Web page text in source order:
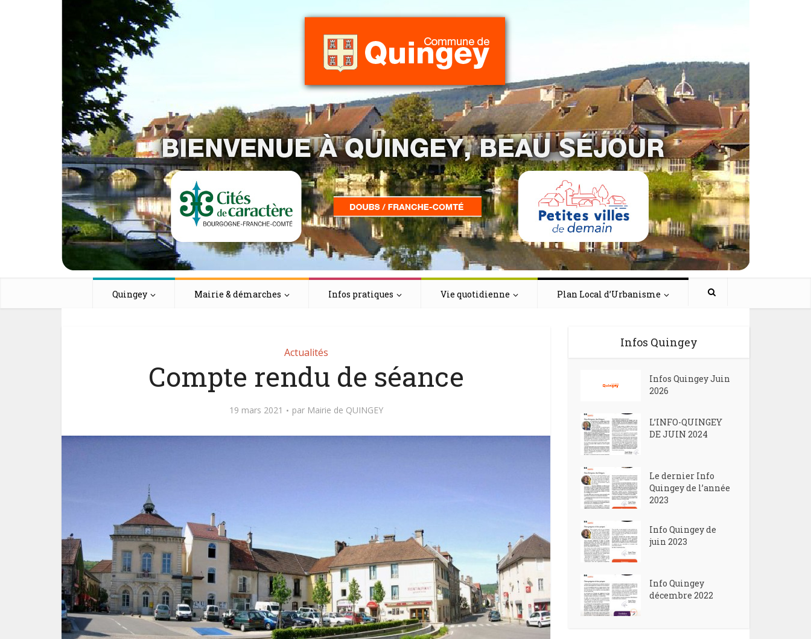
Quingey Mairie & démarches Infos pratiques Vie quotidienne Plan Local d’Urbanisme
Actualités
Compte rendu de séance
19 mars 2021 par Mairie de QUINGEY
Infos Quingey
Infos Quingey Juin
2026
L’INFO-QUINGEY
DE JUIN 2024
Le dernier Info
Quingey de l’année
2023
Info Quingey de
juin 2023
Info Quingey
décembre 2022